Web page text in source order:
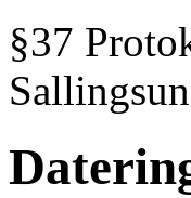
§37